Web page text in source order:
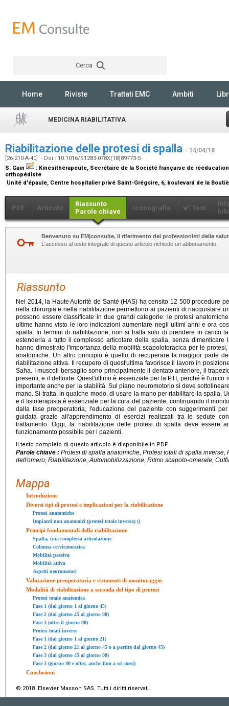
Cerca
Home Riviste Trattati EMC Ambiti
MEDICINA RIABILITATIVA
Riabilitazione delle protesi di spalla - 14/04/18
[26-210-A-40] - Doi : 10.1016/S1283-078X(18)89773-5
S. Gain
: Kinésithérapeute, Secrétaire de la Société française de
orthopédiste
Unité d'épaule, Centre hospitalier privé Saint-Grégoire, 6, boulevard de la
PDF Articolo
Riassunto
Parole chiave
Iconografia Test
Benvenuto su EM|consulte, il riferimento dei professionisti della
L'accesso al testo integrale di questo articolo richiede un abbonamento.
Riassunto
Nel 2014, la Haute Autorité de Santé (HAS) ha censito 12 500 procedure
nella chirurgia e nella riabilitazione permettono ai pazienti di riacquistare
possono essere classificate in due grandi categorie: le protesi
ultime hanno visto le loro indicazioni aumentare negli ultimi anni e ora
spalla. In termini di riabilitazione, non si tratta solo di prendere in carico
estenderla a tutto il complesso articolare della spalla, senza dimenticare
hanno dimostrato l'importanza della mobilità scapolotoracica per le
anatomiche. Un altro principio è quello di recuperare la maggior parte
riabilitazione attiva. Il recupero di quest'ultima favorisce il lavoro in
Saha. I muscoli bersaglio sono principalmente il dentato anteriore, il
presenti, e il deltoide. Quest'ultimo è essenziale per la PTI, perché è
importante anche per la stabilità. Sul piano neuromotorio si deve
mano. Si tratta, in qualche modo, di usare la mano per riabilitare la spalla.
e il fisioterapista è essenziale per la cura del paziente, continuando il
dalla fase preoperatoria, l'educazione del paziente con suggerimenti
guidata grazie all'apprendimento di esercizi realizzati tra le sedute
trattamento. Oggi, la riabilitazione delle protesi di spalla deve essere
funzionamento possibile per i pazienti.
Il testo completo di questo articolo è disponibile in PDF.
Parole chiave : Protesi di spalla anatomiche, Protesi totali di spalla inverse,
dell'omero, Riabilitazione, Automobilizzazione, Ritmo scapolo-omerale,
Mappa
Introduzione
Diversi tipi di protesi e implicazioni per la riabilitazione
Protesi anatomiche
Impianti non anatomici (protesi totale inversa) ()
Principi fondamentali della riabilitazione
Spalla, una complessa articolazione
Colonna cervicotoracica
Mobilità passiva
Mobilità attiva
Aspetti neuromotori
Valutazione preoperatoria e strumenti di monitoraggio
Modalità di riabilitazione a seconda del tipo di protesi
Protesi totale anatomica
Fase 1 (dal giorno 1 al giorno 45)
Fase 2 (dal giorno 45 al giorno 90)
Fase 3 (oltre il giorno 90)
Protesi totali inverse
Fase 1 (dal giorno 1 al giorno 21)
Fase 2 (dal giorno 21 al giorno 45 o a partire dal giorno 45)
Fase 3 (dal giorno 45 al giorno 90)
Fase 3 (giorno 90 e oltre, anche fino a sei mesi)
Conclusioni
© 2018 Elsevier Masson SAS. Tutti i diritti riservati.